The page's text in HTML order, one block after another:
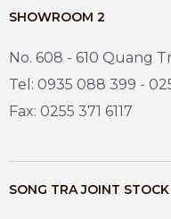
SHOWROOM 2
No. 608 - 610 Quang
Tel: 0935 088 399 -
Fax: 0255 371 6117
SONG TRA JOINT